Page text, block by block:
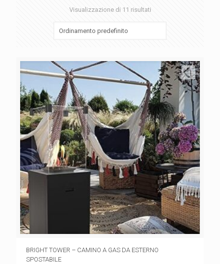
Visualizzazione di 11 risultati
BRIGHT TOWER – CAMINO A GAS DA ESTERNO
SPOSTABILE